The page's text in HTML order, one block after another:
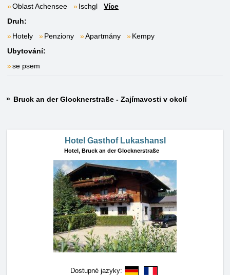
Oblast Achensee
Ischgl
Více
Druh:
Hotely
Penziony Apartmány
Kempy
Ubytování:
se psem
Bruck an der Glocknerstraße - Zajímavosti v okolí
Hotel Gasthof Lukashansl
Hotel, Bruck an der Glocknerstraße
Dostupné jazyky: